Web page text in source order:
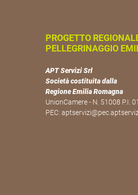
PROGETTO
PELLEGRINAGGIO
APT Servizi Srl
Società costituita dalla
Regione Emilia Romagna
UnionCamere - N. 51008 P.I.
PEC: